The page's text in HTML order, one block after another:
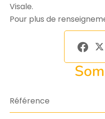
Visale.
Pour plus de
Référence